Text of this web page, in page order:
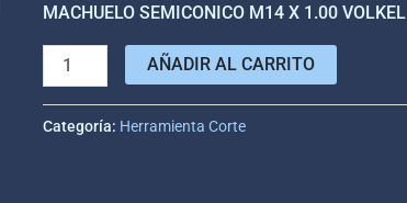
MACHUELO SEMICONICO M14 X 1.00 VOLKEL
AÑADIR AL CARRITO
Categoría: Herramienta Corte